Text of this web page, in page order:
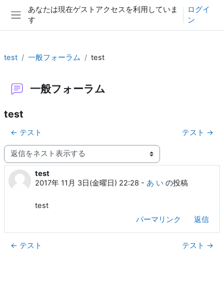
メインコンテンツへスキップする
サイドパネル
あなたは現在ゲストアクセスを利用していま
す
ログイ
ン
test 一般フォーラム test
一般フォーラム
test
← テスト テスト →
表示モード
test
2017年 11月 3日(金曜日) 22:28 - あ い の投稿
返信数: 0
test
パーマリンク
返信
← テスト テスト →